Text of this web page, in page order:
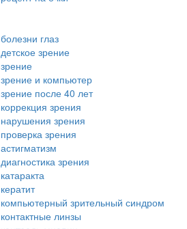
болезни глаз
детское зрение
зрение
зрение и компьютер
зрение после 40 лет
коррекция зрения
нарушения зрения
проверка зрения
астигматизм
диагностика зрения
катаракта
кератит
компьютерный зрительный синдром
контактные линзы